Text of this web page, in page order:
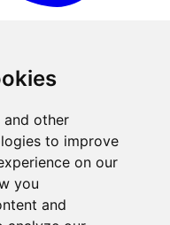
and other
to improve
on our
you
and